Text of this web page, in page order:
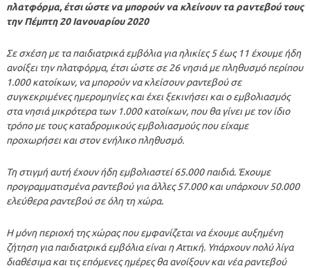
πλατφόρμα, έτσι ώστε να μπορούν να κλείνουν τα ραντεβού τους
την Πέμπτη 20 Ιανουαρίου 2020
Σε σχέση με τα παιδιατρικά εμβόλια για ηλικίες 5 έως 11 έχουμε ήδη
ανοίξει την πλατφόρμα, έτσι ώστε σε 26 νησιά με πληθυσμό περίπου
1.000 κατοίκων, να μπορούν να κλείσουν ραντεβού σε
συγκεκριμένες ημερομηνίες και έχει ξεκινήσει και ο εμβολιασμός
στα νησιά μικρότερα των 1.000 κατοίκων, που θα γίνει με τον ίδιο
τρόπο με τους καταδρομικούς εμβολιασμούς που είχαμε
προχωρήσει και στον ενήλικο πληθυσμό.
Τη στιγμή αυτή έχουν ήδη εμβολιαστεί 65.000 παιδιά. Έχουμε
προγραμματισμένα ραντεβού για άλλες 57.000 και υπάρχουν 50.000
ελεύθερα ραντεβού σε όλη τη χώρα.
Η μόνη περιοχή της χώρας που εμφανίζεται να έχουμε αυξημένη
ζήτηση για παιδιατρικά εμβόλια είναι η Αττική. Υπάρχουν πολύ λίγα
διαθέσιμα και τις επόμενες ημέρες θα ανοίξουν και νέα ραντεβού